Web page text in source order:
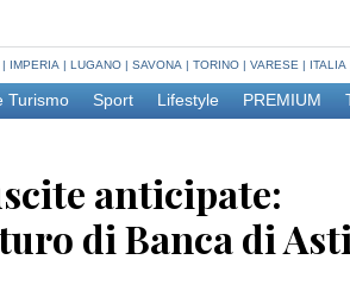
| IMPERIA | LUGANO | SAVONA | TORINO | VARESE | ITALIA
Turismo Sport Lifestyle PREMIUM
anticipate:
di Banca di Asti